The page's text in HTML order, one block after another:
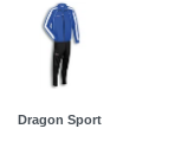
Dragon Sport